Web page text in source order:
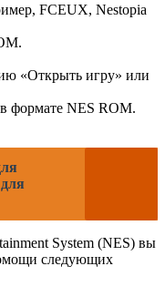
FCEUX, Nestopia
«Открыть игру» или
формате NES ROM.
System (NES) вы
следующих